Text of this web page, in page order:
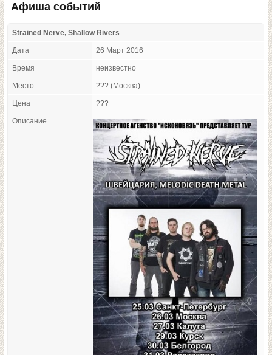
Афиша событий
Strained Nerve, Shallow Rivers
Дата 26 Март 2016
Время неизвестно
Место ??? (Москва)
Цена ???
Описание